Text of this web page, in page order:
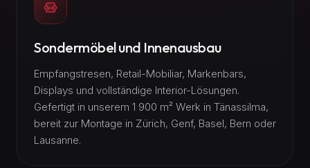
Sondermöbel und Innenausbau
Empfangstresen, Retail-Mobiliar, Markenbars,
Displays und vollständige Interior-Lösungen.
Gefertigt in unserem 1 900 m² Werk in Tänassilma,
bereit zur Montage in Zürich, Genf, Basel, Bern oder
Lausanne.